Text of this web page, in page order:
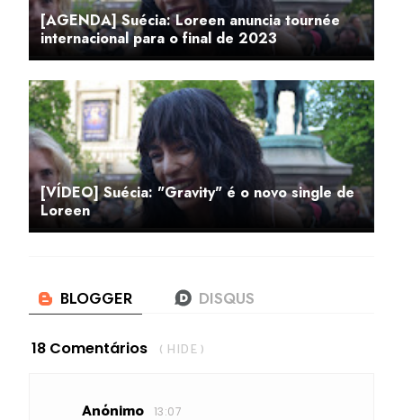
[AGENDA] Suécia: Loreen anuncia tournée
internacional para o final de 2023
[VÍDEO] Suécia: "Gravity" é o novo single de
Loreen
18 Comentários ( HIDE )
Anónimo 13:07